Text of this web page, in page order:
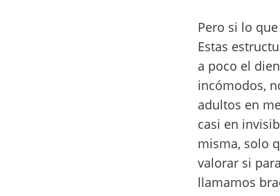
Pero si lo
Estas
a poco el
incómodos,
adultos en
casi en
misma, solo
valorar si
llamamos